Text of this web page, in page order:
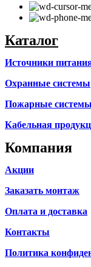
Каталог
Источники
Охранные системы
Пожарные системы
Кабельная
Компания
Акции
Заказать монтаж
Оплата и доставка
Контакты
Политика